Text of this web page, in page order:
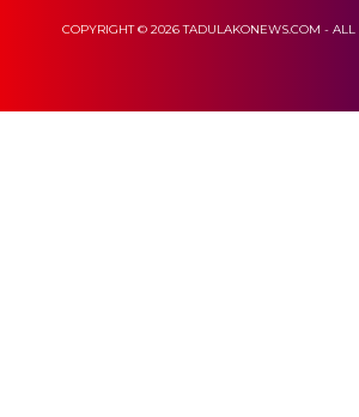
COPYRIGHT © 2026 TADULAKONEWS.COM - ALL